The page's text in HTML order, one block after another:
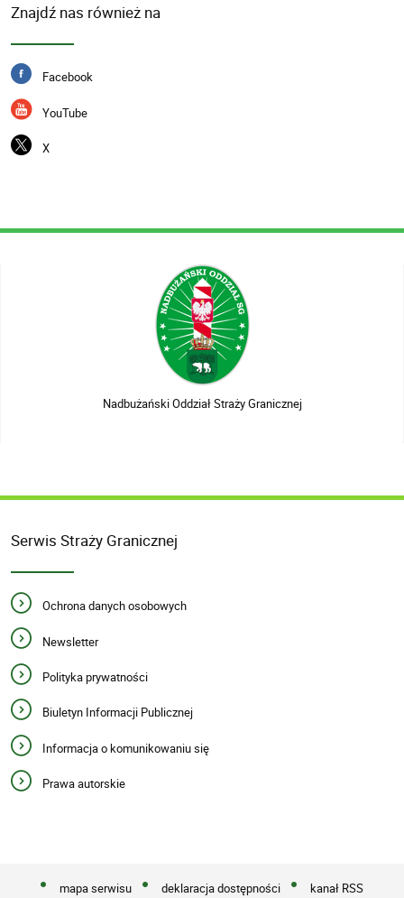
Znajdź nas również na
Facebook
YouTube
X
Nadbużański Oddział Straży Granicznej
Serwis Straży Granicznej
Ochrona danych osobowych
Newsletter
Polityka prywatności
Biuletyn Informacji Publicznej
Informacja o komunikowaniu się
Prawa autorskie
mapa serwisu deklaracja dostępności kanał RSS